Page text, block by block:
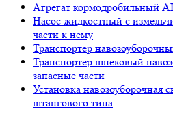
Агрегат кормодробильный
Насос жидкостный с
части к нему
Транспортер
Транспортер шнековый
запасные части
Установка навозоуборочная
штангового типа